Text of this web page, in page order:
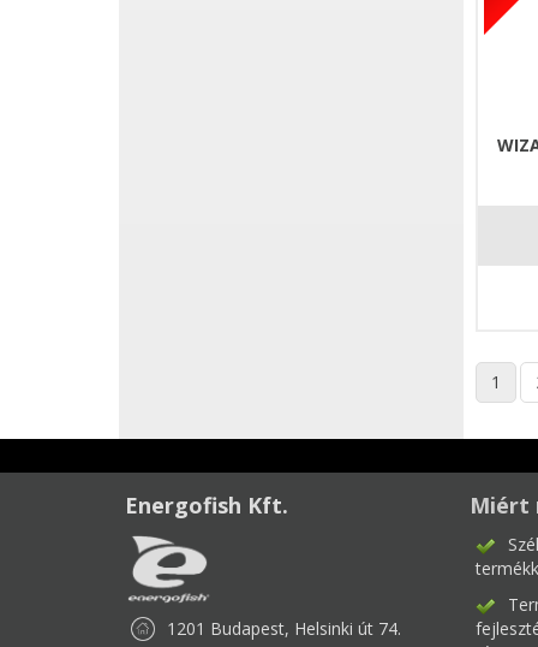
1
Energofish Kft.
1201 Budapest, Helsinki út 74.
Miért